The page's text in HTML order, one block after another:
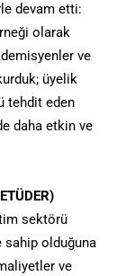
devam etti:
olarak
ve
üyelik
tehdit eden
daha etkin ve
sektörü
olduğuna
ve